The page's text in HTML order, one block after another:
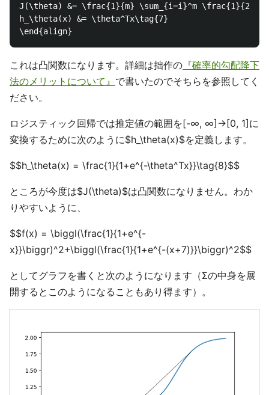
J(\theta) &= \frac{1}{m} \sum_{i=i}^m
h_\theta(x) &= \theta^Tx\tag{7}
これは凸関数になります。詳細は拙作の 『確率的勾配降下
法のメリットについて』 で書いたのでそちらを参照してく
ださい。
ロジスティック回帰では推定値の範囲を[-∞, ∞]→[0, 1]に
変換するために次のように$h_\theta(x)$を定義します。
$$h_\theta(x) = \frac{1}{1+e^{-\theta^Tx}}\tag{8}$$
ところが今度は$J(\theta)$は凸関数になりません。わか
りやすいように、
$$f(x) = \biggl(\frac{1}{1+e^{-
x}}\biggr)^2+\biggl(\frac{1}{1+e^{-(x+7)}}\biggr)^2$$
としてグラフを書くと次のようになります（Σの中身を展
開するとこのようになることもあり得ます）。